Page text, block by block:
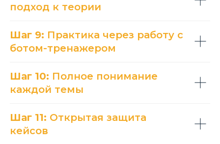
подход к теории
Шаг 9: Практика через работу с
ботом-тренажером
Шаг 10: Полное понимание
каждой темы
Шаг 11: Открытая защита
кейсов